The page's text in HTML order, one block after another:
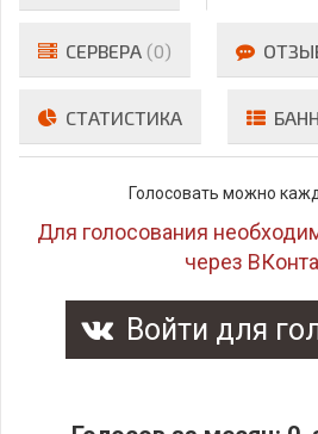
СЕРВЕРА (0)
СТАТИСТИКА
Голосовать можно
Для голосования
через
Войти для